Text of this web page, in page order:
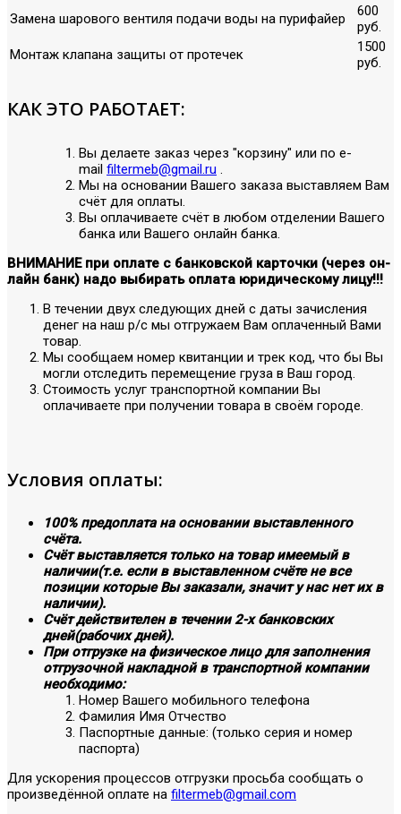
Замена шарового вентиля подачи воды на пурифайер
600
руб.
Монтаж клапана защиты от протечек
1500
руб.
КАК ЭТО РАБОТАЕТ:
Вы делаете заказ через "корзину" или по е-
mail filtermeb@gmail.ru .
Мы на основании Вашего заказа выставляем Вам
счёт для оплаты.
Вы оплачиваете счёт в любом отделении Вашего
банка или Вашего онлайн банка.
ВНИМАНИЕ при оплате с банковской карточки (через он-
лайн банк) надо выбирать оплата юридическому лицу!!!
В течении двух следующих дней с даты зачисления
денег на наш р/с мы отгружаем Вам оплаченный Вами
товар.
Мы сообщаем номер квитанции и трек код, что бы Вы
могли отследить перемещение груза в Ваш город.
Стоимость услуг транспортной компании Вы
оплачиваете при получении товара в своём городе.
Условия оплаты:
100% предоплата на основании выставленного
счёта.
Счёт выставляется только на товар имеемый в
наличии(т.е. если в выставленном счёте не все
позиции которые Вы заказали, значит у нас нет их в
наличии).
Счёт действителен в течении 2-х банковских
дней(рабочих дней).
При отгрузке на физическое лицо для заполнения
отгрузочной накладной в транспортной компании
необходимо:
Номер Вашего мобильного телефона
Фамилия Имя Отчество
Паспортные данные: (только серия и номер
паспорта)
Для ускорения процессов отгрузки просьба сообщать о
произведённой оплате на filtermeb@gmail.com